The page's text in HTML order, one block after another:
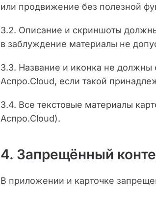
или продвижение без полезной
3.2. Описание и скриншоты
в заблуждение материалы не
3.3. Название и иконка не должны
Аспро.Cloud, если такой
3.4. Все текстовые материалы
Аспро.Cloud).
4. Запрещённый
В приложении и карточке